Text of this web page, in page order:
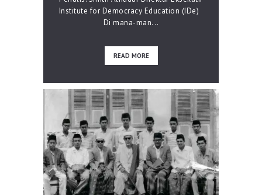
Institute for Democracy Education (IDe)
Di mana-man...
READ MORE